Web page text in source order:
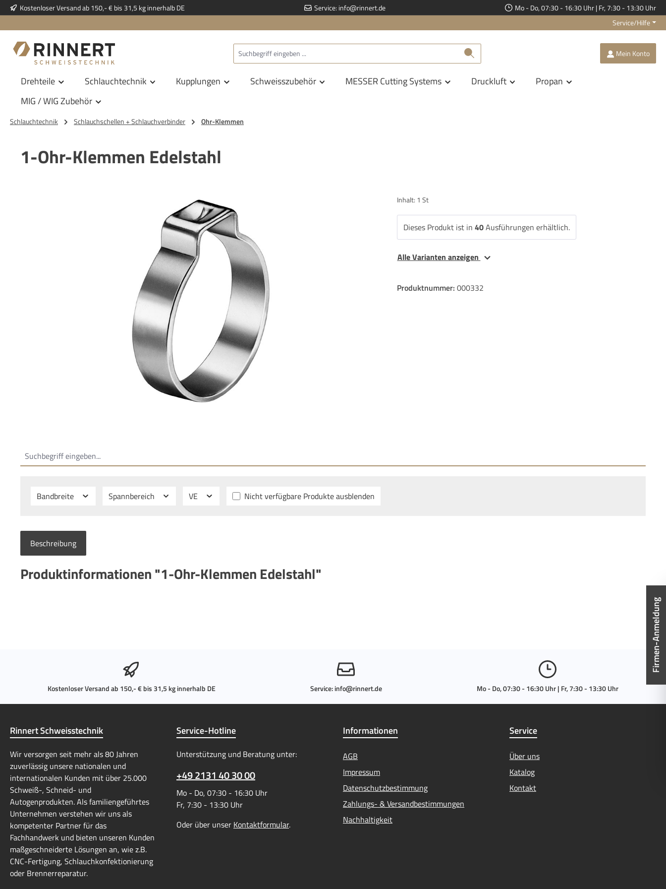
Hauptinhalt springen
Zur Suche springen
Zur Hauptnavigation springen
Kostenloser Versand ab 150,- € bis 31,5 kg innerhalb DE Service: info@rinnert.de
Mo - Do, 07:30 - 16:30 Uhr | Fr, 7:30 - 13:30 Uhr
Service/Hilfe
Mein Konto
Drehteile Schlauchtechnik Kupplungen Schweisszubehör MESSER Cutting Systems Druckluft
Propan
MIG / WIG Zubehör
Schlauchtechnik Schlauchschellen + Schlauchverbinder Ohr-Klemmen
1-Ohr-Klemmen Edelstahl
Inhalt: 1 St
Dieses Produkt ist in 40Ausführungen erhältlich.
Alle Varianten anzeigen
Produktnummer: 000332
Bandbreite Spannbereich VE Nicht verfügbare Produkte ausblenden
Beschreibung
Produktinformationen "1-Ohr-Klemmen Edelstahl"
Kostenloser Versand ab 150,- € bis 31,5 kg innerhalb DE Service:info@rinnert.de Mo - Do, 07:30 - 16:30 Uhr | Fr, 7:30 - 13:30 Uhr
Rinnert Schweisstechnik
Wir versorgen seit mehr als 80 Jahren
zuverlässig unsere nationalen und
internationalen Kunden mit über 25.000
Schweiß-, Schneid- und
Autogenprodukten. Als familiengeführtes
Unternehmen verstehen wir uns als
kompetenter Partner für das
Fachhandwerk und bieten unseren Kunden
maßgeschneiderte Lösungen an, wie z.B.
CNC-Fertigung, Schlauchkonfektionierung
oder Brennerreparatur.
Service-Hotline
Unterstützung und Beratung unter:
+49 2131 40 30 00
Mo - Do, 07:30 - 16:30 Uhr
Fr, 7:30 - 13:30 Uhr
Oder über unser Kontaktformular.
Informationen
AGB
Impressum
Datenschutzbestimmung
Zahlungs- & Versandbestimmungen
Nachhaltigkeit
Service
Über uns
Katalog
Kontakt
Firmen-Anmeldung